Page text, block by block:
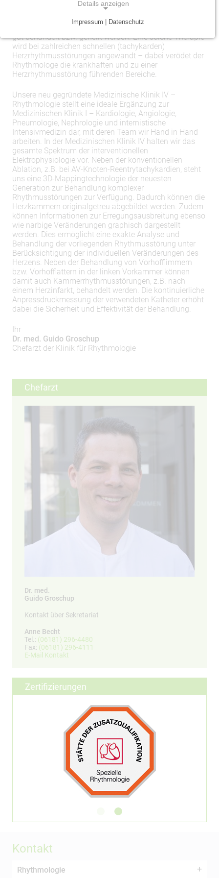
Vereinbarkeit von Beruf und Leben
Mitarbeitervorteile
Kinder- und Jugendmedizin
Neurologie
Psychiatrie und Psychotherapie
Schmerztherapie
Gynäkologie und Geburtshilfe
Hals-, Nase- und Ohren-Erkrankungen
Dermatologie und Allergologie
Alle Kliniken, Fachbereiche und Zentren
Traumazentrum
Tumorzentrum
Viszeralonkologisches Zentrum (Darm, Pankreas)
Zentrum für Arbeitsmedizin, Arbeitssicherheit und
Brandschutz
Zentrum für Kinderdiabetes (DDG)
Zentrum für Lymphome und Leukämien
Alle Kliniken, Fachbereiche und Zentren
Patientenfürsprecher
Physiotherapie
Seelsorge
Alle Kliniken, Fachbereiche und Zentren
Herzrhythmusstörung mit einer elektrophysiologischen
Untersuchung und einer damit einhergehenden
interventionellen Verödungstherapie (Ablation) dauerhaft
gut behandelt bzw. geheilt werden. Eine solche Therapie
wird bei zahlreichen schnellen (tachykarden)
Herzrhythmusstörungen angewandt – dabei verödet der
Rhythmologe die krankhaften und zu einer
Herzrhythmusstörung führenden Bereiche.
Unsere neu gegründete Medizinische Klinik IV –
Rhythmologie stellt eine ideale Ergänzung zur
Medizinischen Klinik I – Kardiologie, Angiologie,
Pneumologie, Nephrologie und internistische
Intensivmedizin dar, mit deren Team wir Hand in Hand
arbeiten. In der Medizinischen Klinik IV halten wir das
gesamte Spektrum der interventionellen
Elektrophysiologie vor. Neben der konventionellen
Ablation, z.B. bei AV-Knoten-Reentrytachykardien, steht
uns eine 3D-Mappingtechnologie der neuesten
Generation zur Behandlung komplexer
Rhythmusstörungen zur Verfügung. Dadurch können die
Herzkammern originalgetreu abgebildet werden. Zudem
können Informationen zur Erregungsausbreitung ebenso
wie narbige Veränderungen graphisch dargestellt
werden. Dies ermöglicht eine exakte Analyse und
Behandlung der vorliegenden Rhythmusstörung unter
Berücksichtigung der individuellen Veränderungen des
Herzens. Neben der Behandlung von Vorhofflimmern
bzw. Vorhofflattern in der linken Vorkammer können
damit auch Kammerrhythmusstörungen, z.B. nach
einem Herzinfarkt, behandelt werden. Die kontinuierliche
Anpressdruckmessung der verwendeten Katheter erhöht
dabei die Sicherheit und Effektivität der Behandlung.
Ihr
Dr. med. Guido Groschup
Chefarzt der Klinik für Rhythmologie
Chefarzt
Dr. med.
Guido Groschup
Kontakt über Sekretariat
Anne Becht
Tel.: (06181) 296-4480
Fax: (06181) 296-4111
E-Mail Kontakt
Zertifizierungen
Kontakt
Rhythmologie
Details anzeigen
Notwendige Cookies ermöglichen grundlegende
Funktionen und sind für die einwandfreie Funktion
der Website erforderlich.
Einverständnis-Cookie
Name:
cookie_consent
Zweck:
Dieser Cookie speichert die ausgewählten
Einverständnis-Optionen des Benutzers
Cookie Laufzeit:
1 Jahr
EXTERNE MEDIEN
Um Inhalte von Videoplattformen und Social Media
Plattformen anzeigen zu können, werden von
diesen externen Medien Cookies gesetzt.
YouTube
Impressum | Datenschutz